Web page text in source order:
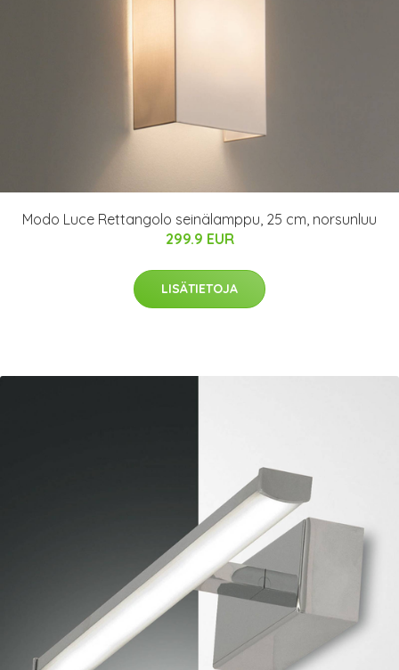
Modo Luce Rettangolo seinälamppu, 25 cm, norsunluu
299.9 EUR
LISÄTIETOJA